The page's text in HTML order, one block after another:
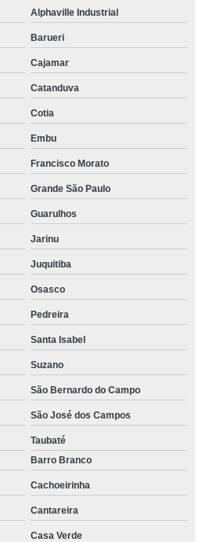
Alphaville Industrial
Barueri
Cajamar
Catanduva
Cotia
Embu
Francisco Morato
Grande São Paulo
Guarulhos
Jarinu
Juquitiba
Osasco
Pedreira
Santa Isabel
Suzano
São Bernardo do Campo
São José dos Campos
Taubaté
Barro Branco
Cachoeirinha
Cantareira
Casa Verde